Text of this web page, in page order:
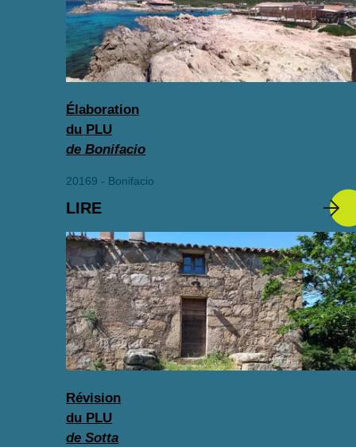
Élaboration
du PLU
de Bonifacio
20169 - Bonifacio
LIRE
Révision
du PLU
de Sotta